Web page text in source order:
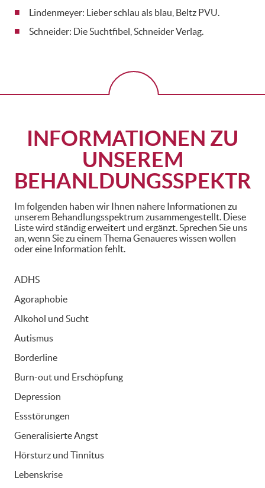
Lindenmeyer: Lieber schlau als blau, Beltz PVU.
Schneider: Die Suchtfibel, Schneider Verlag.
INFORMATIONEN ZU
UNSEREM
Im folgenden haben wir Ihnen nähere Informationen zu
unserem Behandlungsspektrum zusammengestellt. Diese
Liste wird ständig erweitert und ergänzt. Sprechen Sie uns
an, wenn Sie zu einem Thema Genaueres wissen wollen
oder eine Information fehlt.
ADHS
Agoraphobie
Alkohol und Sucht
Autismus
Borderline
Burn-out und Erschöpfung
Depression
Essstörungen
Generalisierte Angst
Hörsturz und Tinnitus
Lebenskrise